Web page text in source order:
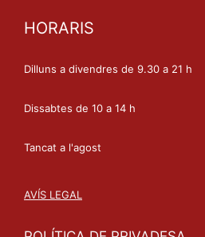
HORARIS
Dilluns a divendres de 9.30 a 21 h
Dissabtes de 10 a 14 h
Tancat a l'agost
AVÍS LEGAL